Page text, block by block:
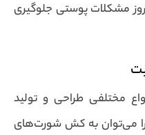
مشکلات پوستی جلوگیری
مختلفی طراحی و تولید
می‌توان به کش شورت‌های